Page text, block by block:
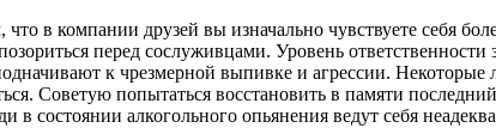
в компании друзей вы изначально чувствуете себя
перед сослуживцами. Уровень
к чрезмерной выпивке и агрессии. Некоторые
Советую попытаться восстановить в памяти
состоянии алкогольного опьянения ведут себя